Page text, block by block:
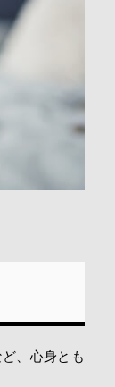
、心身とも